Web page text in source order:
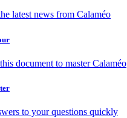
latest news from Calaméo
document to master Calaméo
to your questions quickly